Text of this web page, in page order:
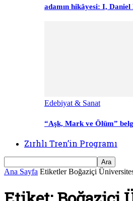
adamın hikâyesi: I, Daniel
Edebiyat & Sanat
“Aşk, Mark ve Ölüm”
Zırhlı Tren’in Programı
Ana Sayfa Etiketler Boğaziçi